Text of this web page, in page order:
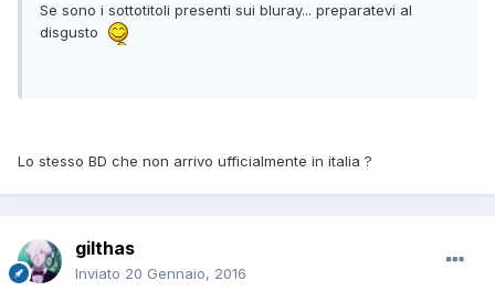
Se sono i sottotitoli presenti sui bluray... preparatevi al
disgusto
Lo stesso BD che non arrivo ufficialmente in italia ?
gilthas
Inviato 20 Gennaio, 2016